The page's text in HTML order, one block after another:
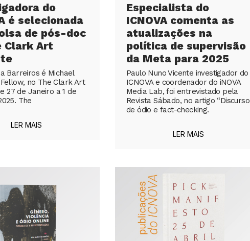
do
é selecionada
de pós-doc
Clark Art
Barreiros é Michael
no The Clark Art
27 de Janeiro a 1 de
The
LER MAIS
Especialista do
ICNOVA comenta as
atualizações na
política de supervisão
da Meta para 2025
Paulo Nuno Vicente investigador do
ICNOVA e coordenador do iNOVA
Media Lab, foi entrevistado pela
Revista Sábado, no artigo “Discurso
de ódio e fact-checking.
LER MAIS